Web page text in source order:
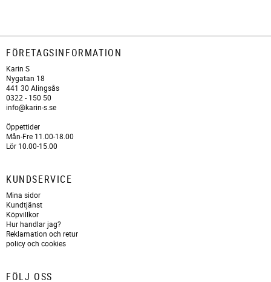
FÖRETAGSINFORMATION
Karin S
Nygatan 18
441 30 Alingsås
0322 - 150 50
info@karin-s.se
Öppettider
Mån-Fre 11.00-18.00
Lör 10.00-15.00
KUNDSERVICE
Mina sidor
Kundtjänst
Köpvillkor
Hur handlar jag?
Reklamation och retur
policy och cookies
FÖLJ OSS